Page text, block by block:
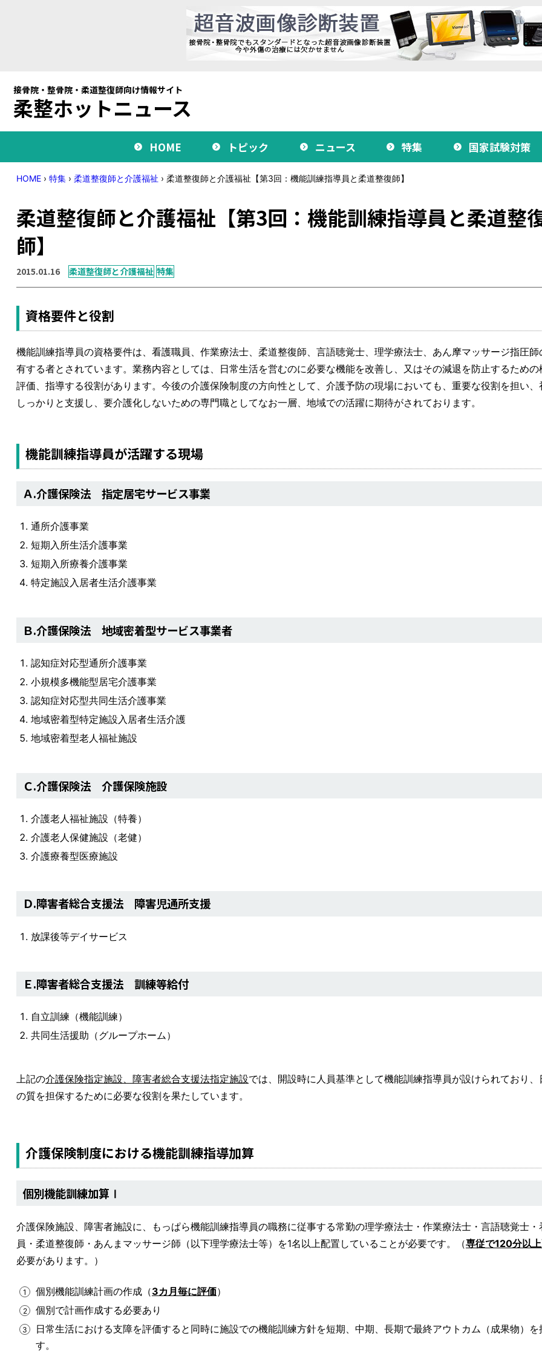
接骨院・整骨院・柔道整復師向け情報サイト
柔整ホットニュース
HOME トピック ニュース 特集 国家試験対策
HOME › 特集 › 柔道整復師と介護福祉 › 柔道整復師と介護福祉【第3回：機能訓練指導員と柔道整復師】
柔道整復師と介護福祉【第3回：機能訓練指導員と柔道整
師】
2015.01.16 柔道整復師と介護福祉 特集
資格要件と役割
機能訓練指導員の資格要件は、看護職員、作業療法士、柔道整復師、言語聴覚士、理学療法士、あん摩マッサージ指圧師
有する者とされています。業務内容としては、日常生活を営むのに必要な機能を改善し、又はその減退を防止するための
評価、指導する役割があります。今後の介護保険制度の方向性として、介護予防の現場においても、重要な役割を担い、
しっかりと支援し、要介護化しないための専門職としてなお一層、地域での活躍に期待がされております。
機能訓練指導員が活躍する現場
Ａ.介護保険法 指定居宅サービス事業
通所介護事業
短期入所生活介護事業
短期入所療養介護事業
特定施設入居者生活介護事業
Ｂ.介護保険法 地域密着型サービス事業者
認知症対応型通所介護事業
小規模多機能型居宅介護事業
認知症対応型共同生活介護事業
地域密着型特定施設入居者生活介護
地域密着型老人福祉施設
Ｃ.介護保険法 介護保険施設
介護老人福祉施設（特養）
介護老人保健施設（老健）
介護療養型医療施設
Ｄ.障害者総合支援法 障害児通所支援
放課後等デイサービス
Ｅ.障害者総合支援法 訓練等給付
自立訓練（機能訓練）
共同生活援助（グループホーム）
上記の介護保険指定施設、障害者総合支援法指定施設では、開設時に人員基準として機能訓練指導員が設けられており、
の質を担保するために必要な役割を果たしています。
介護保険制度における機能訓練指導加算
個別機能訓練加算Ⅰ
介護保険施設、障害者施設に、もっぱら機能訓練指導員の職務に従事する常勤の理学療法士・作業療法士・言語聴覚士・
員・柔道整復師・あんまマッサージ師（以下理学療法士等）を1名以上配置していることが必要です。（専従で120分以
必要があります。）
個別機能訓練計画の作成（3カ月毎に評価）
個別で計画作成する必要あり
日常生活における支障を評価すると同時に施設での機能訓練方針を短期、中期、長期で最終アウトカム（成果物）を
す。